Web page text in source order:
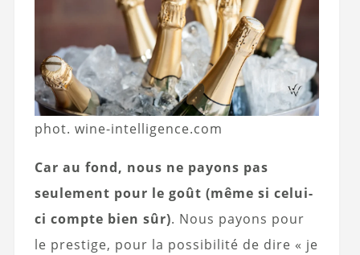
phot. wine-intelligence.com
Car au fond, nous ne payons pas
seulement pour le goût (même si celui-
ci compte bien sûr). Nous payons pour
le prestige, pour la possibilité de dire « je